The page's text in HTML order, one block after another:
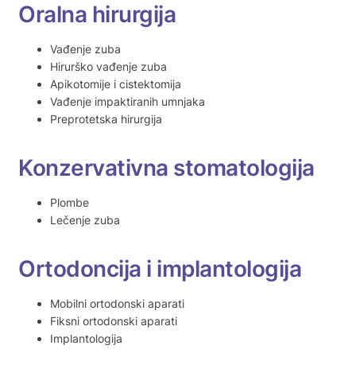
Oralna hirurgija
Vađenje zuba
Hirurško vađenje zuba
Apikotomije i cistektomija
Vađenje impaktiranih umnjaka
Preprotetska hirurgija
Konzervativna stomatologija
Plombe
Lečenje zuba
Ortodoncija i implantologija
Mobilni ortodonski aparati
Fiksni ortodonski aparati
Implantologija